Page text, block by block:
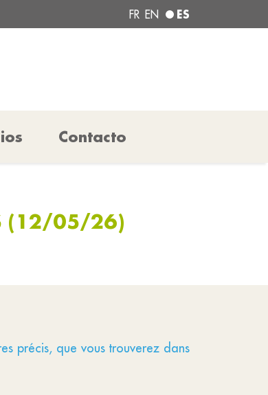
FR EN ES
Contacto
(12/05/26)
précis, que vous trouverez dans